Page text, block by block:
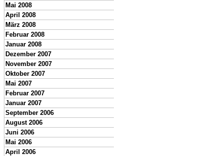
Mai 2008
April 2008
März 2008
Februar 2008
Januar 2008
Dezember 2007
November 2007
Oktober 2007
Mai 2007
Februar 2007
Januar 2007
September 2006
August 2006
Juni 2006
Mai 2006
April 2006